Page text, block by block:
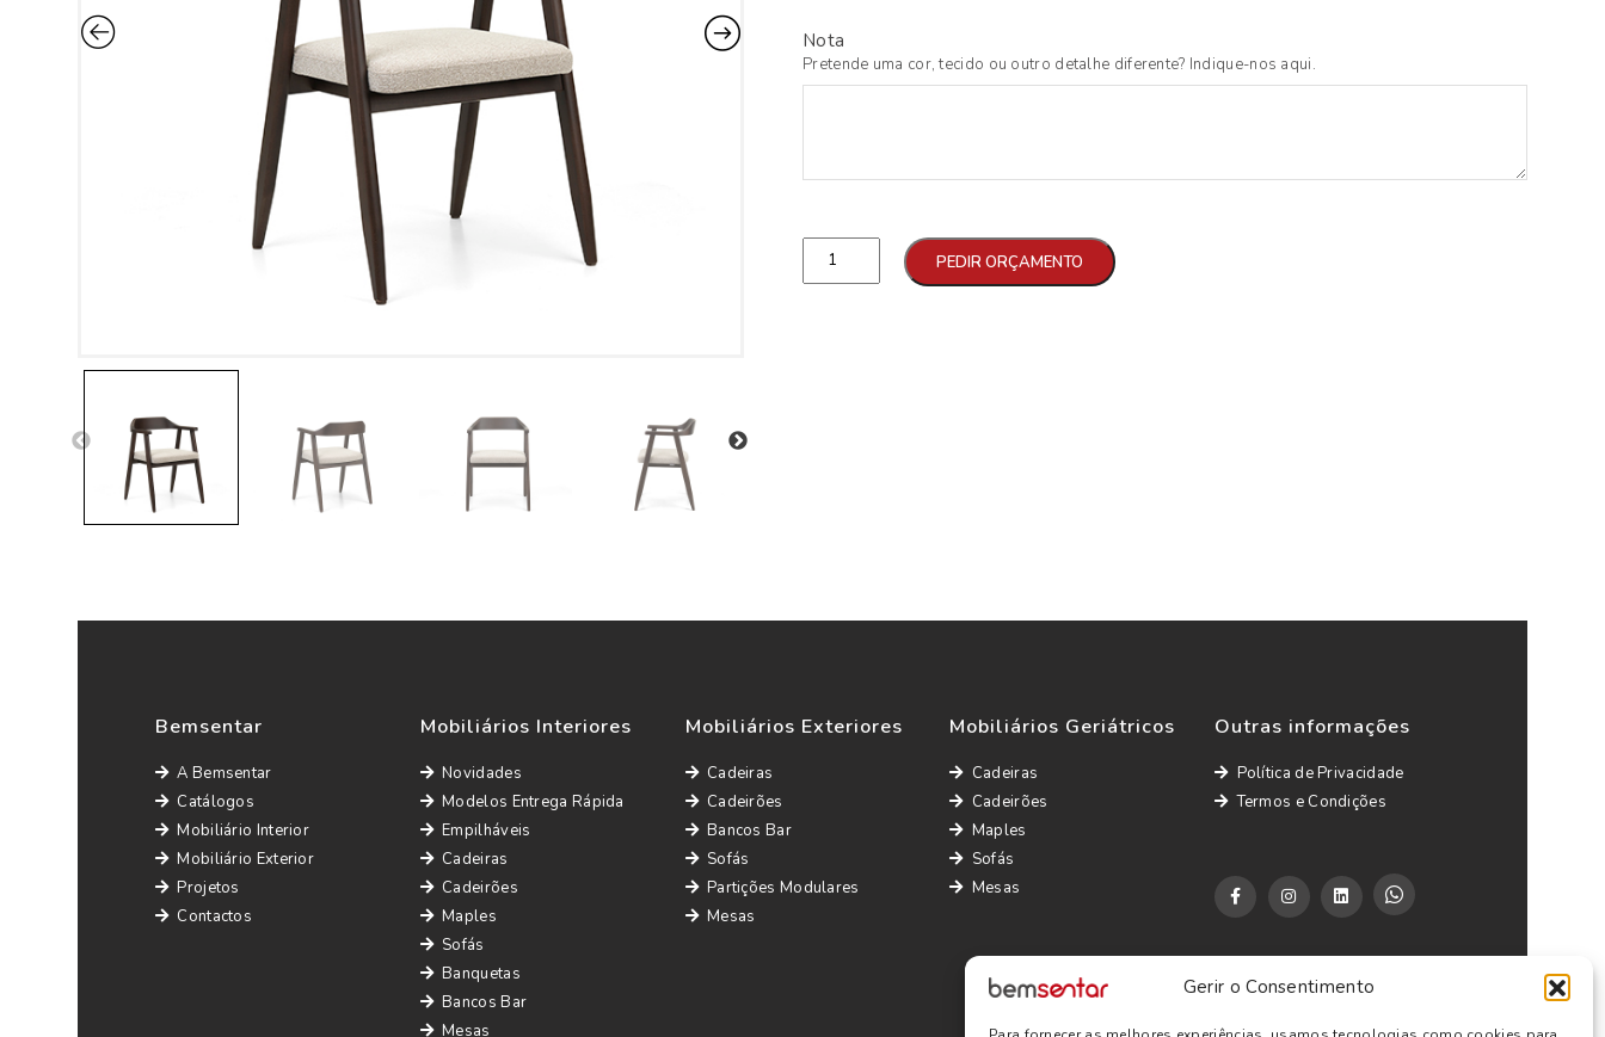
Gerir o Consentimento
Nota
Pretende uma cor, tecido ou outro detalhe diferente? Indique-nos aqui.
PEDIR ORÇAMENTO
Bemsentar
A Bemsentar
Catálogos
Mobiliário Interior
Mobiliário Exterior
Projetos
Contactos
Mobiliários Interiores
Novidades
Modelos Entrega Rápida
Empilháveis
Cadeiras
Cadeirões
Maples
Sofás
Banquetas
Bancos Bar
Mesas
Mobiliários Exteriores
Cadeiras
Cadeirões
Bancos Bar
Sofás
Partições Modulares
Mesas
Mobiliários Geriátricos
Cadeiras
Cadeirões
Maples
Sofás
Mesas
Outras informações
Política de Privacidade
Termos e Condições